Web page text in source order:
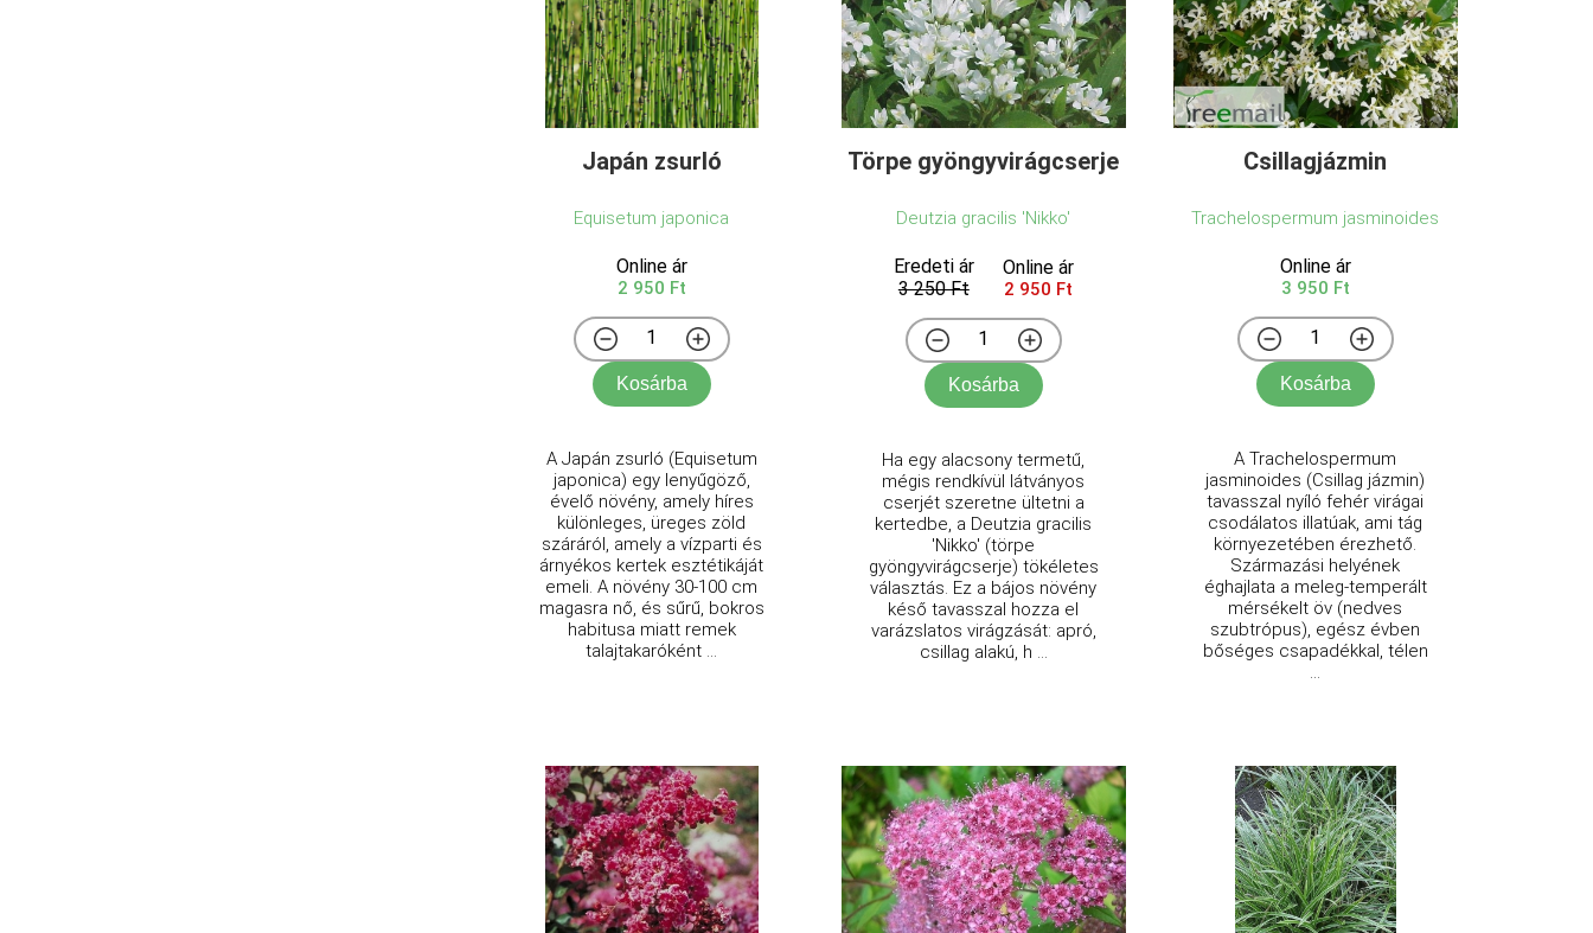
Japán zsurló
Equisetum japonica
Online ár
2 950 Ft
Kosárba
A Japán zsurló (Equisetum
japonica) egy lenyűgöző,
évelő növény, amely híres
különleges, üreges zöld
száráról, amely a vízparti és
árnyékos kertek esztétikáját
emeli. A növény 30-100 cm
magasra nő, és sűrű, bokros
habitusa miatt remek
talajtakaróként ...
Törpe gyöngyvirágcserje
Deutzia gracilis 'Nikko'
Eredeti ár
3 250 Ft
Online ár
2 950 Ft
Kosárba
Ha egy alacsony termetű,
mégis rendkívül látványos
cserjét szeretne ültetni a
kertedbe, a Deutzia gracilis
'Nikko' (törpe
gyöngyvirágcserje) tökéletes
választás. Ez a bájos növény
késő tavasszal hozza el
varázslatos virágzását: apró,
csillag alakú, h ...
Csillagjázmin
Trachelospermum jasminoides
Online ár
3 950 Ft
Kosárba
A Trachelospermum
jasminoides (Csillag jázmin)
tavasszal nyíló fehér virágai
csodálatos illatúak, ami tág
környezetében érezhető.
Származási helyének
éghajlata a meleg-temperált
mérsékelt öv (nedves
szubtrópus), egész évben
bőséges csapadékkal, télen
...